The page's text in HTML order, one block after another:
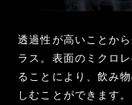
透過性が高いことか
ラス。表面のミクロ
ることにより、飲み
しむことができます。